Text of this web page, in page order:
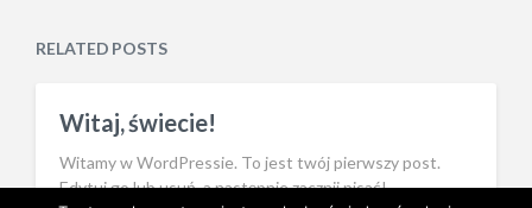
RELATED POSTS
Witaj, świecie!
Witamy w WordPressie. To jest twój pierwszy post.
Edytuj go lub usuń, a następnie zacznij pisać!